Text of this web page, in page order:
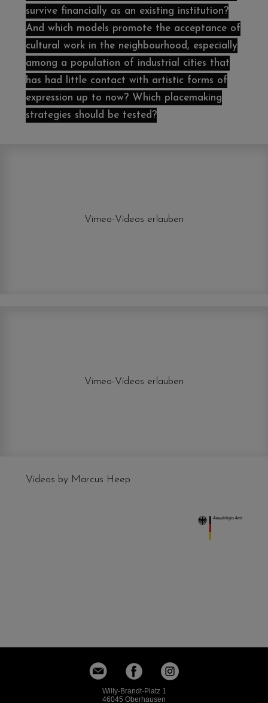
survive financially as an existing institution?
And which models promote the acceptance of
cultural work in the neighbourhood, especially
among a population of industrial cities that
has had little contact with artistic forms of
expression up to now? Which placemaking
strategies should be tested?
Vimeo-Videos erlauben
Vimeo-Videos erlauben
Videos by Marcus Heep
Willy-Brandt-Platz 1
46045 Oberhausen